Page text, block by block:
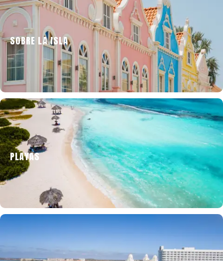
SOBRE LA ISLA
El ABC de la isla más feliz del Caribe, para
empezar como se debe.
PLAYAS
Una lección dedicada a los destinos que nadie
se quiere perder en Aruba.